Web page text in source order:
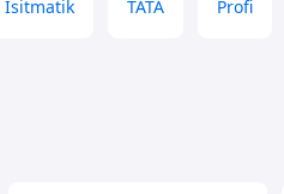
Isitmatik TATA Profi